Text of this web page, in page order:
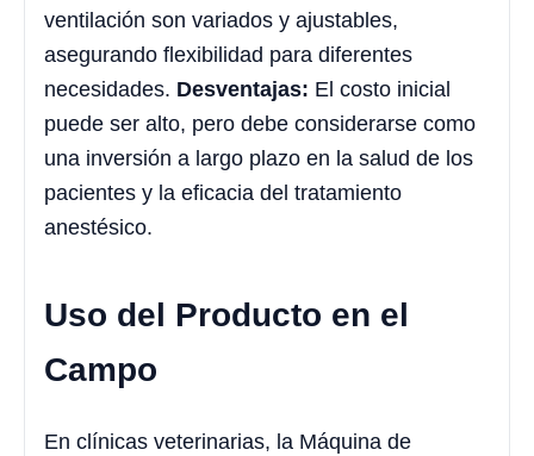
ventilación son variados y ajustables,
asegurando flexibilidad para diferentes
necesidades. Desventajas: El costo inicial
puede ser alto, pero debe considerarse como
una inversión a largo plazo en la salud de los
pacientes y la eficacia del tratamiento
anestésico.
Uso del Producto en el
Campo
En clínicas veterinarias, la Máquina de